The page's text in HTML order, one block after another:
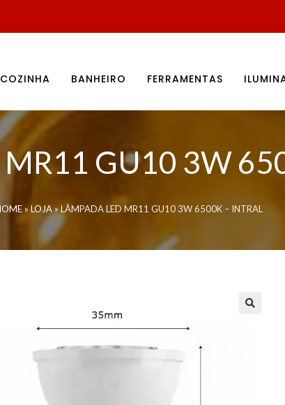
COZINHA BANHEIRO FERRAMENTAS
GU10 3W
»LOJA»LÂMPADA LED MR11 GU10 3W 6500K – INTRAL